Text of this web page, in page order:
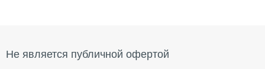
Не является публичной офертой